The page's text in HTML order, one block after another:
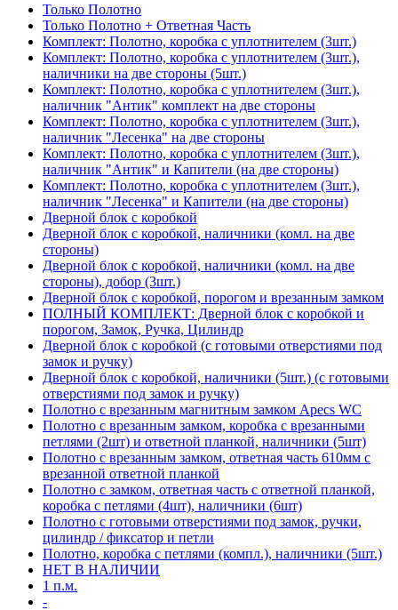
Только Полотно
Только Полотно + Ответная Часть
Комплект: Полотно, коробка с уплотнителем (3шт.)
Комплект: Полотно, коробка с уплотнителем (3шт.),
наличники на две стороны (5шт.)
Комплект: Полотно, коробка с уплотнителем (3шт.),
наличник "Антик" комплект на две стороны
Комплект: Полотно, коробка с уплотнителем (3шт.),
наличник "Лесенка" на две стороны
Комплект: Полотно, коробка с уплотнителем (3шт.),
наличник "Антик" и Капители (на две стороны)
Комплект: Полотно, коробка с уплотнителем (3шт.),
наличник "Лесенка" и Капители (на две стороны)
Дверной блок с коробкой
Дверной блок с коробкой, наличники (комл. на две
стороны)
Дверной блок с коробкой, наличники (комл. на две
стороны), добор (3шт.)
Дверной блок с коробкой, порогом и врезанным замком
ПОЛНЫЙ КОМПЛЕКТ: Дверной блок с коробкой и
порогом, Замок, Ручка, Цилиндр
Дверной блок с коробкой (с готовыми отверстиями под
замок и ручку)
Дверной блок с коробкой, наличники (5шт.) (с готовыми
отверстиями под замок и ручку)
Полотно с врезанным магнитным замком Apecs WC
Полотно с врезанным замком, коробка с врезанными
петлями (2шт) и ответной планкой, наличники (5шт)
Полотно с врезанным замком, ответная часть 610мм с
врезанной ответной планкой
Полотно с замком, ответная часть с ответной планкой,
коробка с петлями (4шт), наличники (6шт)
Полотно с готовыми отверстиями под замок, ручки,
цилиндр / фиксатор и петли
Полотно, коробка с петлями (компл.), наличники (5шт.)
НЕТ В НАЛИЧИИ
1 п.м.
-